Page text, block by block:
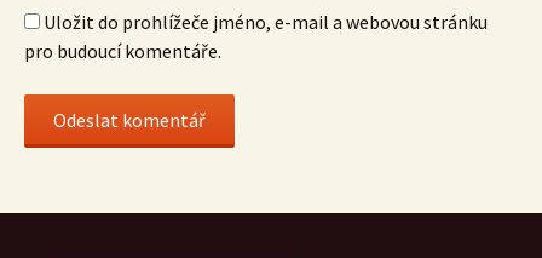
Uložit do prohlížeče jméno, e-mail a webovou stránku
pro budoucí komentáře.